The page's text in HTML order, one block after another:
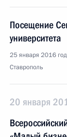
Посещение
университета
25 января 2016
Ставрополь
20 января